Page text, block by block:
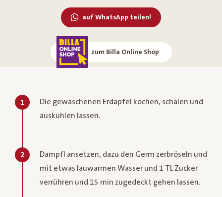
auf WhatsApp teilen!
zum Billa Online Shop
1
Die gewaschenen Erdäpfel kochen, schälen und
auskühlen lassen.
2
Dampfl ansetzen, dazu den Germ zerbröseln und
mit etwas lauwarmen Wasser und 1 TL Zucker
verrühren und 15 min zugedeckt gehen lassen.